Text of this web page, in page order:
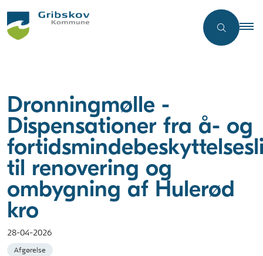
Dronningmølle -
Dispensationer fra å- og
til renovering og
ombygning af Hulerød
kro
28-04-2026
Afgørelse